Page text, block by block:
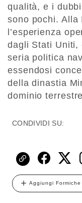
qualità, e i
sono pochi. Alla
l’esperienza
dagli Stati Uniti,
seria politica
essendosi
della dinastia
dominio
CONDIVIDI SU:
Aggiungi